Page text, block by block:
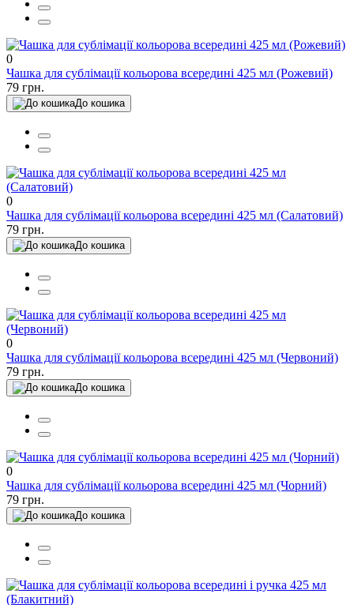
0
Чашка для сублімації кольорова всередині 425 мл (Рожевий)
79 грн.
До кошика
0
Чашка для сублімації кольорова всередині 425 мл (Салатовий)
79 грн.
До кошика
0
Чашка для сублімації кольорова всередині 425 мл (Червоний)
79 грн.
До кошика
0
Чашка для сублімації кольорова всередині 425 мл (Чорний)
79 грн.
До кошика